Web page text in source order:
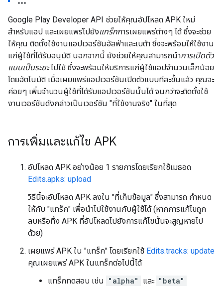
Google Play Developer API ช่วยให้คุณอัปโหลด APK ใหม่
สำหรับแอป และเผยแพร่ไปยังแทร็กการเผยแพร่ต่างๆ ได้ ซึ่งจะช่วย
ให้คุณ ติดตั้งใช้งานแอปเวอร์ชันอัลฟ่าและเบต้า ซึ่งจะพร้อมให้ใช้งาน
แก่ผู้ใช้ที่ได้รับอนุมัติ นอกจากนี้ ยังช่วยให้คุณสามารถนำการเปิดตัว
แบบเป็นระยะไปใช้ ซึ่งจะพร้อมให้บริการแก่ผู้ใช้แอปจำนวนเล็กน้อย
โดยอัตโนมัติ เมื่อเผยแพร่แอปเวอร์ชันเปิดตัวแบบทีละขั้นแล้ว คุณจะ
ค่อยๆ เพิ่มจำนวนผู้ใช้ที่ได้รับแอปเวอร์ชันนั้นได้ จนกว่าจะติดตั้งใช้
งานเวอร์ชันดังกล่าวเป็นเวอร์ชัน "ที่ใช้งานจริง" ในที่สุด
การเพิ่มและแก้ไข APK
อัปโหลด APK อย่างน้อย 1 รายการโดยเรียกใช้เมธอด
Edits.apks: upload
วิธีนี้จะอัปโหลด APK ลงใน "ที่เก็บข้อมูล" ซึ่งสามารถ กำหนด
ให้กับ "แทร็ก" เพื่อนำไปใช้งานกับผู้ใช้ได้ (หากการแก้ไขถูก
ลบหรือทิ้ง APK ที่อัปโหลดไปยังการแก้ไขนั้นจะสูญหายไป
ด้วย)
เผยแพร่ APK ใน "แทร็ก" โดยเรียกใช้ Edits.tracks: update
คุณเผยแพร่ APK ในแทร็กต่อไปนี้ได้
แทร็กทดสอบ เช่น "alpha" และ "beta"